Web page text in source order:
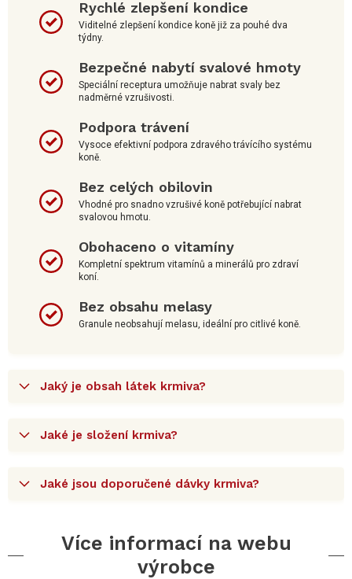
Rychlé zlepšení kondice
Viditelné zlepšení kondice koně již za pouhé dva
týdny.
Bezpečné nabytí svalové hmoty
Speciální receptura umožňuje nabrat svaly bez
nadměrné vzrušivosti.
Podpora trávení
Vysoce efektivní podpora zdravého trávícího systému
koně.
Bez celých obilovin
Vhodné pro snadno vzrušivé koně potřebující nabrat
svalovou hmotu.
Obohaceno o vitamíny
Kompletní spektrum vitamínů a minerálů pro zdraví
koní.
Bez obsahu melasy
Granule neobsahují melasu, ideální pro citlivé koně.
Jaký je obsah látek krmiva?
Jaké je složení krmiva?
Jaké jsou doporučené dávky krmiva?
Více informací na webu
výrobce